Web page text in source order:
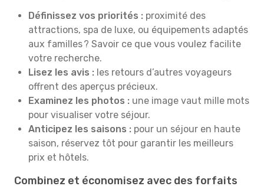
Définissez vos priorités : proximité des
attractions, spa de luxe, ou équipements adaptés
aux familles ? Savoir ce que vous voulez facilite
votre recherche.
Lisez les avis : les retours d’autres voyageurs
offrent des aperçus précieux.
Examinez les photos : une image vaut mille mots
pour visualiser votre séjour.
Anticipez les saisons : pour un séjour en haute
saison, réservez tôt pour garantir les meilleurs
prix et hôtels.
Combinez et économisez avec des forfaits